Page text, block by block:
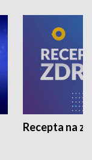
Recepta na